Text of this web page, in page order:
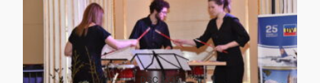
DSC 3335